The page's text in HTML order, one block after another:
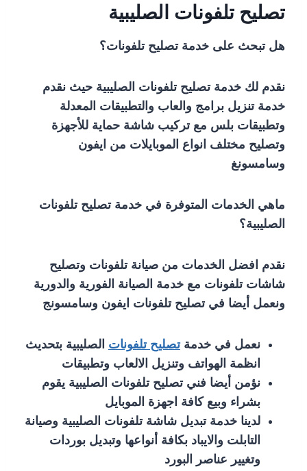
تصليح تلفونات الصليبية
هل تبحث على خدمة تصليح تلفونات؟
نقدم لك خدمة تصليح تلفونات الصليبية حيث نقدم
خدمة تنزيل برامج والعاب والتطبيقات المعدلة
وتطبيقات بلس مع تركيب شاشة حماية للأجهزة
وتصليح مختلف انواع الموبايلات من ايفون
وسامسونغ
ماهي الخدمات المتوفرة في خدمة تصليح تلفونات
الصليبية؟
نقدم افضل الخدمات من صيانة تلفونات وتصليح
شاشات تلفونات مع خدمة الصيانة الفورية والدورية
ونعمل أيضا في تصليح تلفونات ايفون وسامسونج
نعمل في خدمةتصليح تلفونات الصليبية بتحديث
انظمة الهواتف وتنزيل الالعاب وتطبيقات
نؤمن أيضا فني تصليح تلفونات الصليبية يقوم
بشراء وبيع كافة اجهزة الموبايل
لدينا خدمة تبديل شاشة تلفونات الصليبية وصيانة
التابلت والايباد بكافة أنواعها وتبديل بوردات
وتغيير عناصر البورد